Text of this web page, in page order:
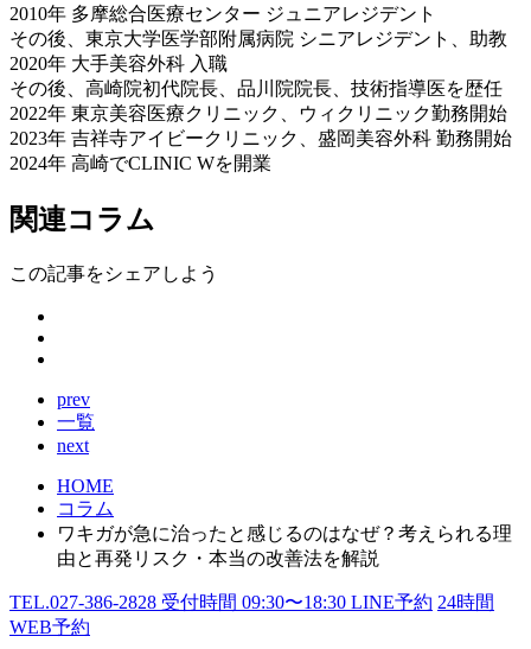
2010年 多摩総合医療センター ジュニアレジデント
その後、東京大学医学部附属病院 シニアレジデント、助教
2020年 大手美容外科 入職
その後、高崎院初代院長、品川院院長、技術指導医を歴任
2022年 東京美容医療クリニック、ウィクリニック勤務開始
2023年 吉祥寺アイビークリニック、盛岡美容外科 勤務開始
2024年 高崎でCLINIC Wを開業
関連コラム
この記事をシェアしよう
prev
一覧
next
HOME
コラム
ワキガが急に治ったと感じるのはなぜ？考えられる理
由と再発リスク・本当の改善法を解説
TEL.027-386-2828 受付時間 09:30〜18:30 LINE予約 24時間
WEB予約